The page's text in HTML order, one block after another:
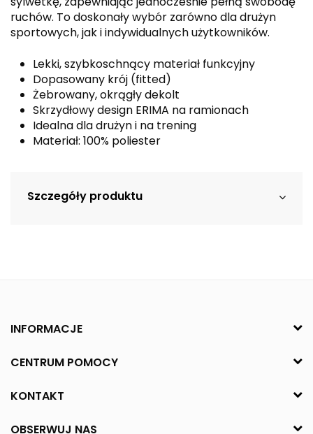
ruchów. To doskonały wybór zarówno dla drużyn
sportowych, jak i indywidualnych użytkowników.
Lekki, szybkoschnący materiał funkcyjny
Dopasowany krój (fitted)
Żebrowany, okrągły dekolt
Skrzydłowy design ERIMA na ramionach
Idealna dla drużyn i na trening
Materiał: 100% poliester
Szczegóły produktu
INFORMACJE
CENTRUM POMOCY
KONTAKT
OBSERWUJ NAS